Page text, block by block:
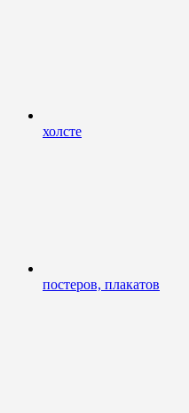
холсте
постеров, плакатов